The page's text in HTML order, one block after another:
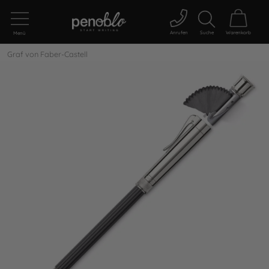
Menü Anrufen Suche Warenkorb
Graf von Faber-Castell